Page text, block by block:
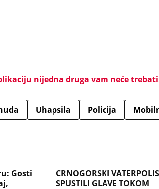
nijedna druga vam neće
Uhapsila Policija
Gosti
CRNOGORSKI
SPUSTILI GLAVE TOKOM